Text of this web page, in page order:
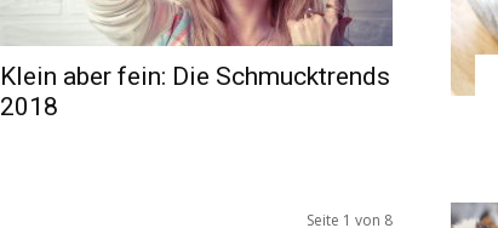
Klein aber fein: Die Schmucktrends
2018
Seite 1 von 8